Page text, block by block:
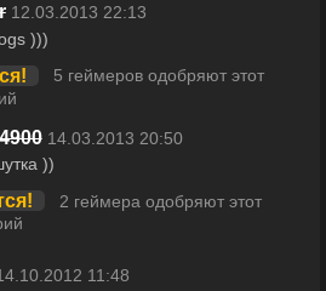
12.03.2013 22:13
)))
5 геймеров одобряют этот
14.03.2013 20:50
))
2 геймера одобряют этот
11:48